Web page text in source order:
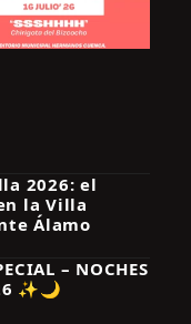
2026: el
la Villa
Álamo
– NOCHES
✨🌙